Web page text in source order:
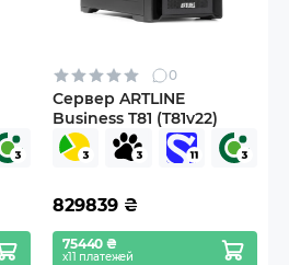
0
Сервер ARTLINE
Business T81 (T81v22)
829839 ₴
75440 ₴
х11 платежей